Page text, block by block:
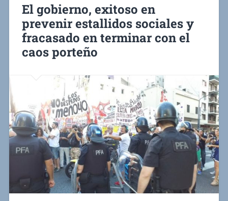
El gobierno, exitoso en
prevenir estallidos sociales y
fracasado en terminar con el
caos porteño